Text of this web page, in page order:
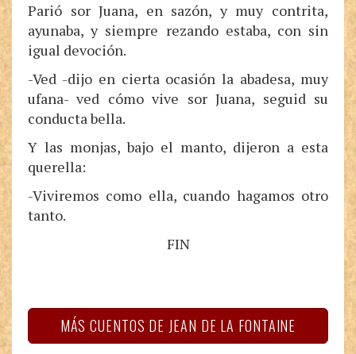
Parió sor Juana, en sazón, y muy contrita,
ayunaba, y siempre rezando estaba, con sin
igual devoción.
-Ved -dijo en cierta ocasión la abadesa, muy
ufana- ved cómo vive sor Juana, seguid su
conducta bella.
Y las monjas, bajo el manto, dijeron a esta
querella:
-Viviremos como ella, cuando hagamos otro
tanto.
FIN
MÁS CUENTOS DE JEAN DE LA FONTAINE